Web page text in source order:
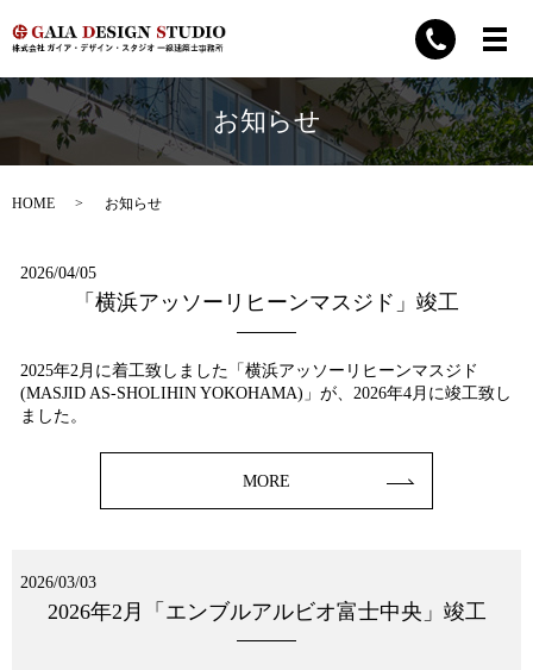
お知らせ
HOME お知らせ
2026/04/05
「横浜アッソーリヒーンマスジド」竣工
2025年2月に着工致しました「横浜アッソーリヒーンマスジド
(MASJID AS-SHOLIHIN YOKOHAMA)」が、2026年4月に竣工致し
ました。
MORE
2026/03/03
2026年2月「エンブルアルビオ富士中央」竣工